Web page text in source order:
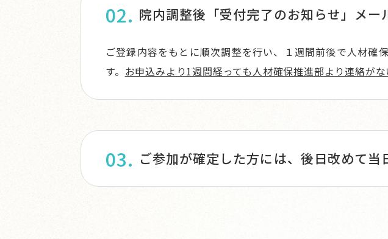
院内調整後「受付完了のお知らせ」メー
ご登録内容をもとに順次調整を行い、１週間前後で人材確
す。 お申込みより1週間経っても人材確保推進部より連絡が
ご参加が確定した方には、後日改めて当